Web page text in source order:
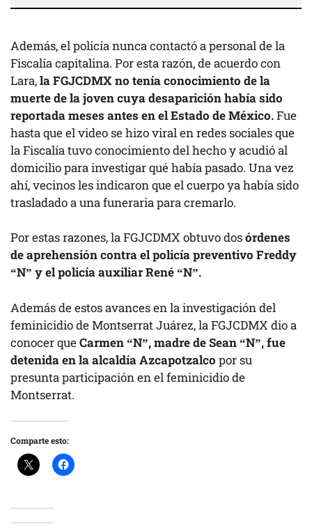
Además, el policía nunca contactó a personal de la
Fiscalía capitalina. Por esta razón, de acuerdo con
Lara,la FGJCDMX no tenía conocimiento de la
muerte de la joven cuya desaparición había sido
reportada meses antes en el Estado de México.Fue
hasta que el video se hizo viral en redes sociales que
la Fiscalía tuvo conocimiento del hecho y acudió al
domicilio para investigar qué había pasado. Una vez
ahí, vecinos les indicaron que el cuerpo ya había sido
trasladado a una funeraria para cremarlo.
Por estas razones, la FGJCDMX obtuvo dosórdenes
de aprehensión contra el policía preventivo Freddy
“N” y el policía auxiliar René “N”.
Además de estos avances en la investigación del
feminicidio de Montserrat Juárez, la FGJCDMX dio a
conocer queCarmen “N”, madre de Sean “N”, fue
detenida en la alcaldía Azcapotzalco por su
presunta participación en el feminicidio de
Montserrat.
Comparte esto: